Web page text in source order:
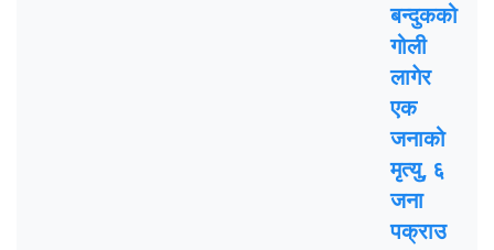
बन्दुकको
गोली
लागेर
एक
जनाको
मृत्यु, ६
जना
पक्राउ